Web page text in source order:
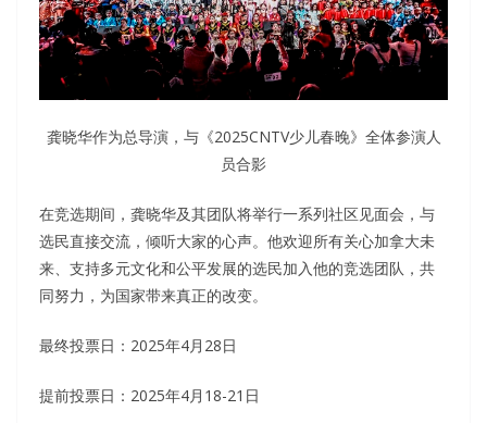
龚晓华作为总导演，与《2025CNTV少儿春晚》全体参演人
员合影
在竞选期间，龚晓华及其团队将举行一系列社区见面会，与
选民直接交流，倾听大家的心声。他欢迎所有关心加拿大未
来、支持多元文化和公平发展的选民加入他的竞选团队，共
同努力，为国家带来真正的改变。
最终投票日：2025年4月28日
提前投票日：2025年4月18-21日